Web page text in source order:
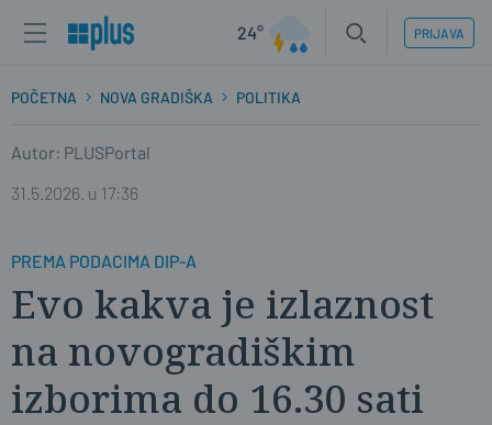
24° PRIJAVA
POČETNA NOVA GRADIŠKA POLITIKA
Autor: PLUSPortal
31.5.2026. u 17:36
PREMA PODACIMA DIP-A
Evo kakva je izlaznost
na novogradiškim
izborima do 16.30 sati